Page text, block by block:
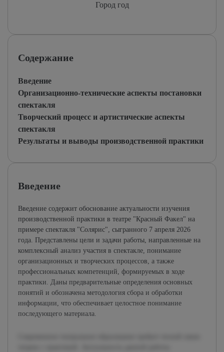
Город год
Содержание
Введение
Организационно-технические аспекты постановки
спектакля
Творческий процесс и артистические аспекты
спектакля
Результаты и выводы производственной практики
Введение
Введение содержит обоснование актуальности изучения
производственной практики в театре "Красный Факел" на
примере спектакля "Солярис", сыгранного 7 апреля 2026
года. Представлены цели и задачи работы, направленные на
комплексный анализ участия в спектакле, понимание
организационных и творческих процессов, а также
профессиональных компетенций, формируемых в ходе
практики. Даны предварительные определения основных
понятий и обозначена методология сбора и обработки
информации, что обеспечивает целостное понимание
последующего материала.